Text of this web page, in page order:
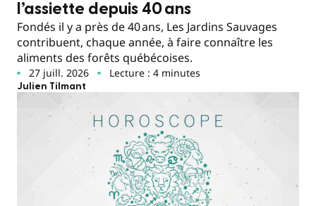
l’assiette depuis 40 ans
Fondés il y a près de 40 ans, Les Jardins Sauvages
contribuent, chaque année, à faire connaître les
aliments des forêts québécoises.
27 juill. 2026 Lecture : 4 minutes
Julien Tilmant